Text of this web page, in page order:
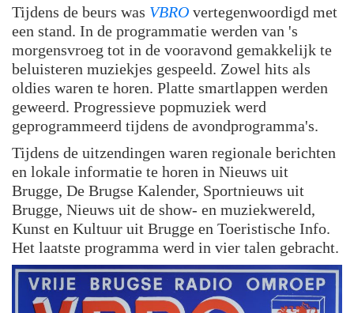
Tijdens de beurs was VBRO vertegenwoordigd met
een stand. In de programmatie werden van 's
morgensvroeg tot in de vooravond gemakkelijk te
beluisteren muziekjes gespeeld. Zowel hits als
oldies waren te horen. Platte smartlappen werden
geweerd. Progressieve popmuziek werd
geprogrammeerd tijdens de avondprogramma's.
Tijdens de uitzendingen waren regionale berichten
en lokale informatie te horen in Nieuws uit
Brugge, De Brugse Kalender, Sportnieuws uit
Brugge, Nieuws uit de show- en muziekwereld,
Kunst en Kultuur uit Brugge en Toeristische Info.
Het laatste programma werd in vier talen gebracht.